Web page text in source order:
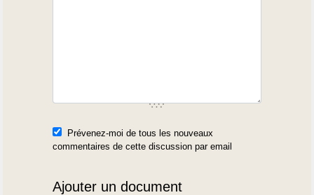
Prévenez-moi de tous les nouveaux
commentaires de cette discussion par email
Ajouter un document